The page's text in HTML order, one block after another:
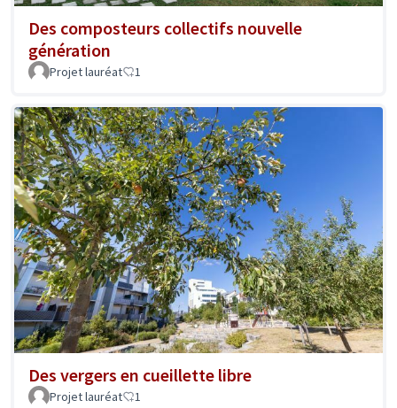
Des composteurs collectifs nouvelle
génération
Projet lauréat 1
Des vergers en cueillette libre
Projet lauréat 1